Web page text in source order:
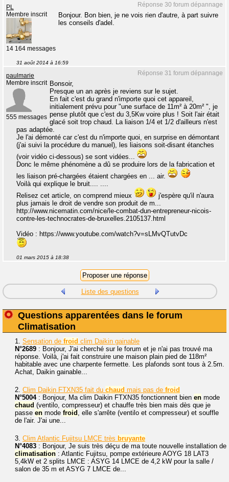
Réponse 30 forum dépannage
PL
Membre inscrit
14 164 messages
Bonjour. Bon bien, je ne vois rien d'autre, à part suivre
les conseils d'adel.
31 août 2014 à 16:59
Réponse 31 forum dépannage
paulmarie
Membre inscrit
555 messages
Bonsoir,
Presque un an après je reviens sur le sujet.
En fait c'est du grand n'importe quoi cet appareil,
initialement prévu pour "une surface de 11m² à 20m² ", je
pense plutôt que c'est du 3,5Kw voire plus ! Soit l'air était
glacé soit trop chaud. La liaison 1/4 et 1/2 d'ailleurs n'est
pas adaptée.
Je l'ai démonté car c'est du n'importe quoi, en surprise en démontant
(j'ai suivi la procédure du manuel), les liaisons soit-disant étanches
(voir vidéo ci-dessous) se sont vidées...
Donc le même phénomène a dû se produire lors de la fabrication et
les liaison pré-chargées étaient chargées en ... air.
Voilà qui explique le bruit.... ....
Relisez cet article, on comprend mieux
j'espère qu'il n'aura
plus jamais le droit de vendre son produit de m...
http://www.nicematin.com/nice/le-combat-dun-entrepreneur-nicois-
contre-les-technocrates-de-bruxelles.2105137.html
Vidéo : https://www.youtube.com/watch?v=sLMvQTutvDc
01 mars 2015 à 18:38
Liste des questions
Questions apparentées dans le forum
Climatisation
1. Sensation de froid clim Daikin gainable
N°2689 : Bonjour, J'ai cherché sur le forum et je n'ai pas trouvé ma
réponse. Voilà, j'ai fait construire une maison plain pied de 118m²
habitable avec une charpente fermette. Les plafonds sont tous à 2.5m.
Achat, Daikin gainable...
2. Clim Daikin FTXN35 fait du chaud mais pas de froid
N°5004: Bonjour, Ma clim Daikin FTXN35 fonctionnent bien en mode
chaud (ventilo, compresseur) et chauffe très bien mais dès que je
passe en mode froid
, elle s'arrête (ventilo et compresseur) et souffle
de l'air. J'ai une...
3. Clim Atlantic Fujitsu LMCE très bruyante
N°4083 : Bonjour, Je suis très déçu de ma toute nouvelle installation de
climatisation : Atlantic Fujitsu, pompe extérieure AOYG 18 LAT3
5,4kW et 2 splits LMCE : ASYG 14 LMCE de 4,2 kW pour la salle /
salon de 35 m et ASYG 7 LMCE de...